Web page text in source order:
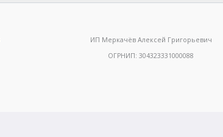
ИП Меркачёв Алексей Григорьевич
ОГРНИП: 304323331000088